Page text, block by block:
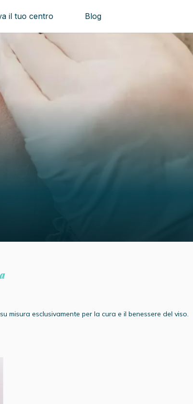
il tuo centro Blog
esclusivamente per la cura e il benessere del viso.